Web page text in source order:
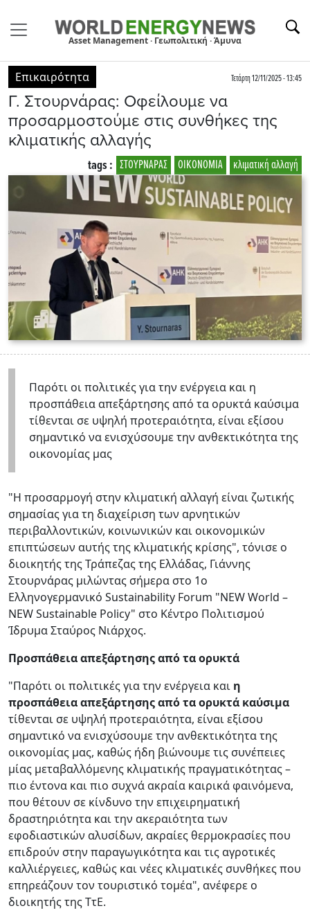
Asset Management · Γεωπολιτική · Άμυνα
Επικαιρότητα Τετάρτη 12/11/2025 - 13:45
Γ. Στουρνάρας: Οφείλουμε να
προσαρμοστούμε στις συνθήκες της
κλιματικής αλλαγής
κλιματική αλλαγή
ΟΙΚΟΝΟΜΙΑ
ΣΤΟΥΡΝΑΡΑΣ
tags :
Παρότι οι πολιτικές για την ενέργεια και η
προσπάθεια απεξάρτησης από τα ορυκτά καύσιμα
τίθενται σε υψηλή προτεραιότητα, είναι εξίσου
σημαντικό να ενισχύσουμε την ανθεκτικότητα της
οικονομίας μας
"Η προσαρμογή στην κλιματική αλλαγή είναι ζωτικής
σημασίας για τη διαχείριση των αρνητικών
περιβαλλοντικών, κοινωνικών και οικονομικών
επιπτώσεων αυτής της κλιματικής κρίσης", τόνισε ο
διοικητής της Τράπεζας της Ελλάδας, Γιάννης
Στουρνάρας μιλώντας σήμερα στο 1ο
Ελληνογερμανικό Sustainability Forum "NEW World –
NEW Sustainable Policy" στο Κέντρο Πολιτισμού
Ίδρυμα Σταύρος Νιάρχος.
Προσπάθεια απεξάρτησης από τα ορυκτά
"Παρότι οι πολιτικές για την ενέργεια και η
προσπάθεια απεξάρτησης από τα ορυκτά καύσιμα
τίθενται σε υψηλή προτεραιότητα, είναι εξίσου
σημαντικό να ενισχύσουμε την ανθεκτικότητα της
οικονομίας μας, καθώς ήδη βιώνουμε τις συνέπειες
μίας μεταβαλλόμενης κλιματικής πραγματικότητας –
πιο έντονα και πιο συχνά ακραία καιρικά φαινόμενα,
που θέτουν σε κίνδυνο την επιχειρηματική
δραστηριότητα και την ακεραιότητα των
εφοδιαστικών αλυσίδων, ακραίες θερμοκρασίες που
επιδρούν στην παραγωγικότητα και τις αγροτικές
καλλιέργειες, καθώς και νέες κλιματικές συνθήκες που
επηρεάζουν τον τουριστικό τομέα", ανέφερε ο
διοικητής της ΤτΕ.